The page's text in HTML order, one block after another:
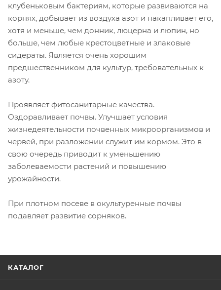
клубеньковым бактериям, которые развиваются на
корнях, добывает из воздуха азот и накапливает его,
хотя и меньше, чем донник, люцерна и люпин, но
больше, чем любые крестоцветные и злаковые
сидераты. Является очень хорошим
предшественником для культур, требовательных к
азоту.
Проявляет фитосанитарные качества.
Оздоравливает почвы. Улучшает условия
жизнедеятельности почвенных микроорганизмов и
червей, при разложении служит им кормом. Это в
свою очередь приводит к уменьшению
заболеваемости растений и повышению
урожайности.
При плотном посеве в окультуренные почвы
подавляет развитие сорняков.
КАТАЛОГ